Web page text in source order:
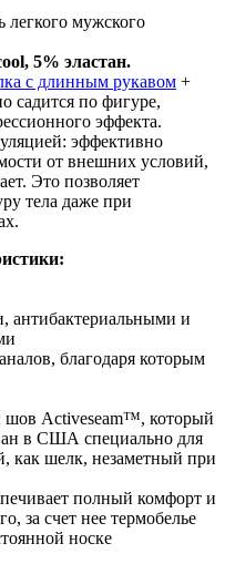
мужского
5% эластан.
с длинным рукавом +
садится по фигуре,
эффекта.
эффективно
от внешних условий,
Это позволяет
тела даже при
антибактериальными и
благодаря которым
шов Activeseam™, который
в США специально для
как шелк, незаметный при
полный комфорт и
за счет нее термобелье
носке